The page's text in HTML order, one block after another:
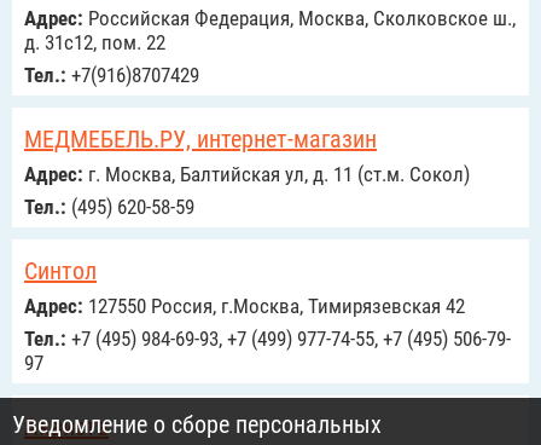
Адрес: Российcкая Федерация, Москва, Сколковское ш.,
д. 31с12, пом. 22
Тел.: +7(916)8707429
МЕДМЕБЕЛЬ.РУ, интернет-магазин
Адрес: г. Москва, Балтийская ул, д. 11 (ст.м. Сокол)
Тел.: (495) 620-58-59
Синтол
Адрес: 127550 Россия, г.Москва, Тимирязевская 42
Тел.: +7 (495) 984-69-93, +7 (499) 977-74-55, +7 (495) 506-79-
97
Аквиста
Уведомление о сборе персональных